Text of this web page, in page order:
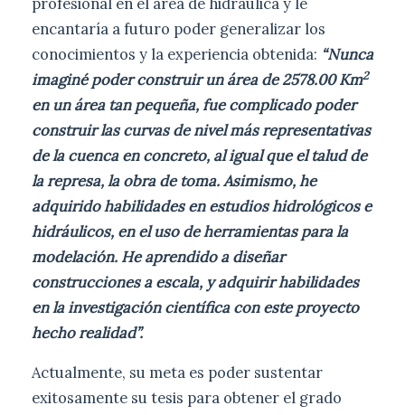
encantaría a futuro poder generalizar los
conocimientos y la experiencia obtenida: “Nunca
imaginé poder construir un área de 2578.00 Km2
en un área tan pequeña, fue complicado poder
construir las curvas de nivel más representativas
de la cuenca en concreto, al igual que el talud de
la represa, la obra de toma. Asimismo, he
adquirido habilidades en estudios hidrológicos e
hidráulicos, en el uso de herramientas para la
modelación. He aprendido a diseñar
construcciones a escala, y adquirir habilidades
en la investigación científica con este proyecto
hecho realidad”.
Actualmente, su meta es poder sustentar
exitosamente su tesis para obtener el grado